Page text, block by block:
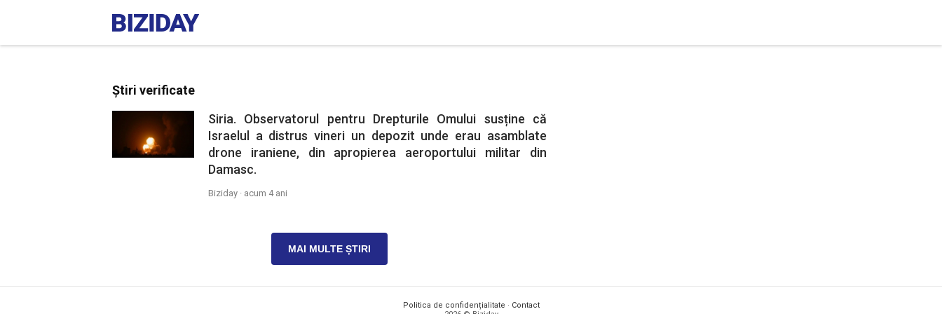
Știri verificate
Siria. Observatorul pentru Drepturile Omului susține că
Israelul a distrus vineri un depozit unde erau asamblate
drone iraniene, din apropierea aeroportului militar din
Damasc.
Biziday · acum 4 ani
MAI MULTE ȘTIRI
Politica de confidențialitate · Contact